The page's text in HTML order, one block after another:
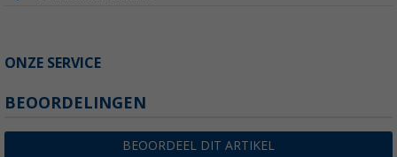
ONZE SERVICE
BEOORDELINGEN
BEOORDEEL DIT ARTIKEL